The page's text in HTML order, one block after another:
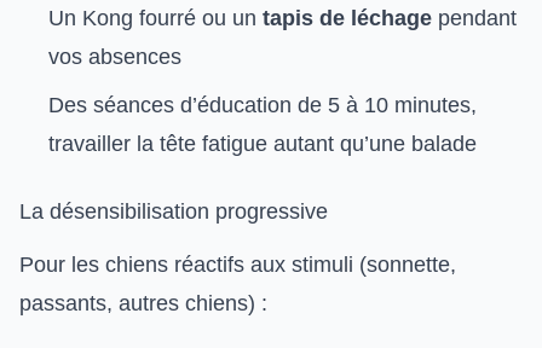
Un Kong fourré ou un tapis de léchage pendant
vos absences
Des séances d’éducation de 5 à 10 minutes,
travailler la tête fatigue autant qu’une balade
La désensibilisation progressive
Pour les chiens réactifs aux stimuli (sonnette,
passants, autres chiens) :